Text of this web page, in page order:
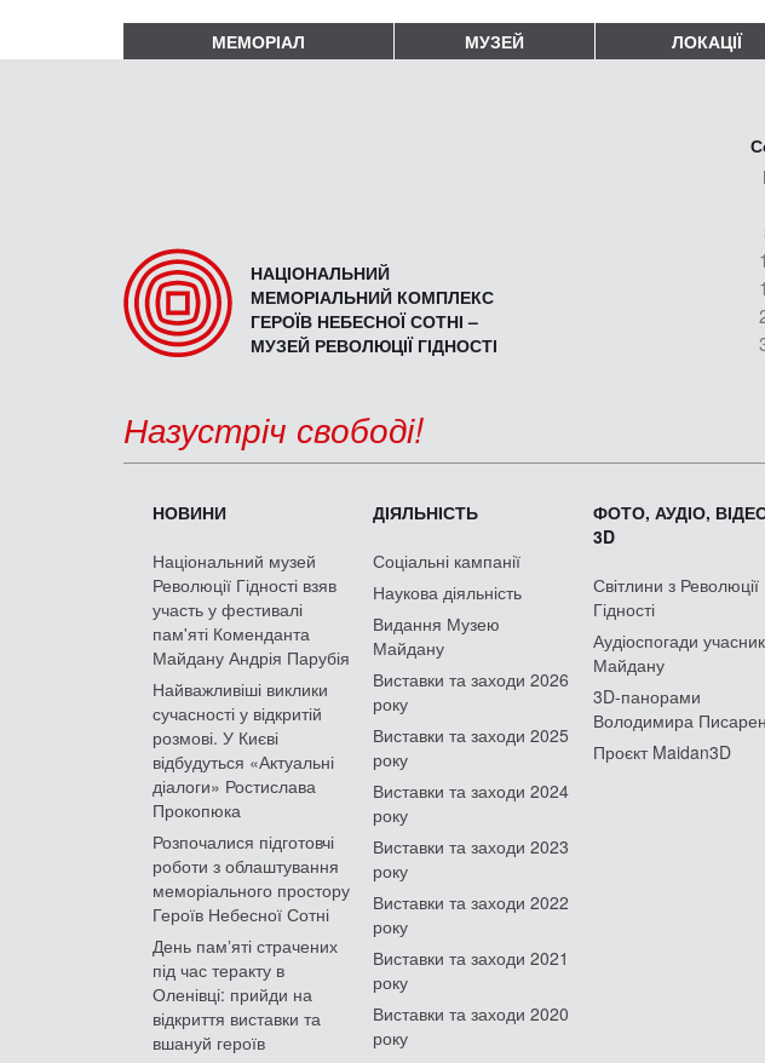
МЕМОРІАЛ МУЗЕЙ ЛОКАЦІЇ
НАЦІОНАЛЬНИЙ
МЕМОРІАЛЬНИЙ КОМПЛЕКС
ГЕРОЇВ НЕБЕСНОЇ СОТНІ –
МУЗЕЙ РЕВОЛЮЦІЇ ГІДНОСТІ
Назустріч свободі!
НОВИНИ
Національний музей
Революції Гідності взяв
участь у фестивалі
пам'яті Коменданта
Майдану Андрія Парубія
Найважливіші виклики
сучасності у відкритій
розмові. У Києві
відбудуться «Актуальні
діалоги» Ростислава
Прокопюка
Розпочалися підготовчі
роботи з облаштування
меморіального простору
Героїв Небесної Сотні
День памʼяті страчених
під час теракту в
Оленівці: прийди на
відкриття виставки та
вшануй героїв
ДІЯЛЬНІСТЬ
Соціальні кампанії
Наукова діяльність
Видання Музею
Майдану
Виставки та заходи 2026
року
Виставки та заходи 2025
року
Виставки та заходи 2024
року
Виставки та заходи 2023
року
Виставки та заходи 2022
року
Виставки та заходи 2021
року
Виставки та заходи 2020
року
ФОТО, АУДІО,
3D
Світлини з Революції
Гідності
Аудіоспогади
Майдану
3D-панорами
Володимира
Проєкт Maidan3D